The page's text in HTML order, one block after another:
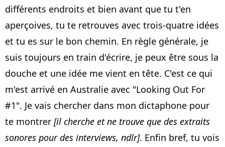
différents endroits et bien avant que tu t'en
aperçoives, tu te retrouves avec trois-quatre idées
et tu es sur le bon chemin. En règle générale, je
suis toujours en train d'écrire, je peux être sous la
douche et une idée me vient en tête. C'est ce qui
m'est arrivé en Australie avec "Looking Out For
#1". Je vais chercher dans mon dictaphone pour
te montrer [il cherche et ne trouve que des extraits
sonores pour des interviews, ndlr]. Enfin bref, tu vois